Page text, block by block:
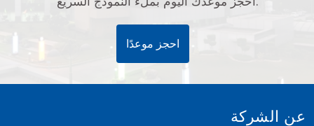
احجز موعدًا
عن الشركة